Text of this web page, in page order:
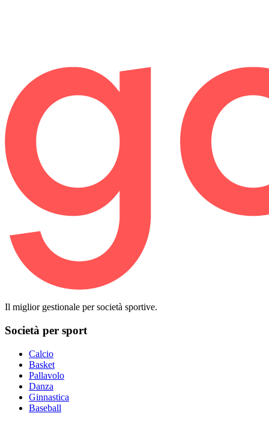
Il miglior gestionale per società sportive.
Società per sport
Calcio
Basket
Pallavolo
Danza
Ginnastica
Baseball